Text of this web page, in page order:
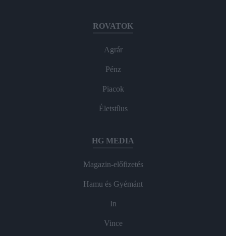
ROVATOK
Agrár
Pénz
Piacok
Életstílus
HG MEDIA
Magazin-előfizetés
Hamu és Gyémánt
In
Vince